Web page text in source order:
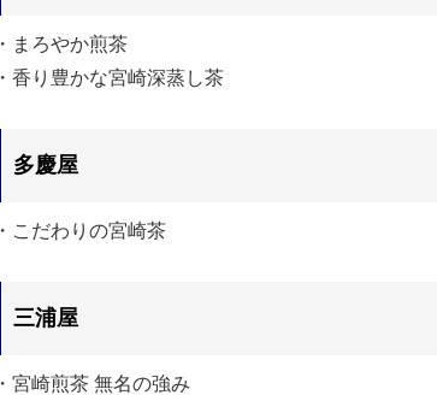
・まろやか煎茶
・香り豊かな宮崎深蒸し茶
多慶屋
・こだわりの宮崎茶
三浦屋
・宮崎煎茶 無名の強み